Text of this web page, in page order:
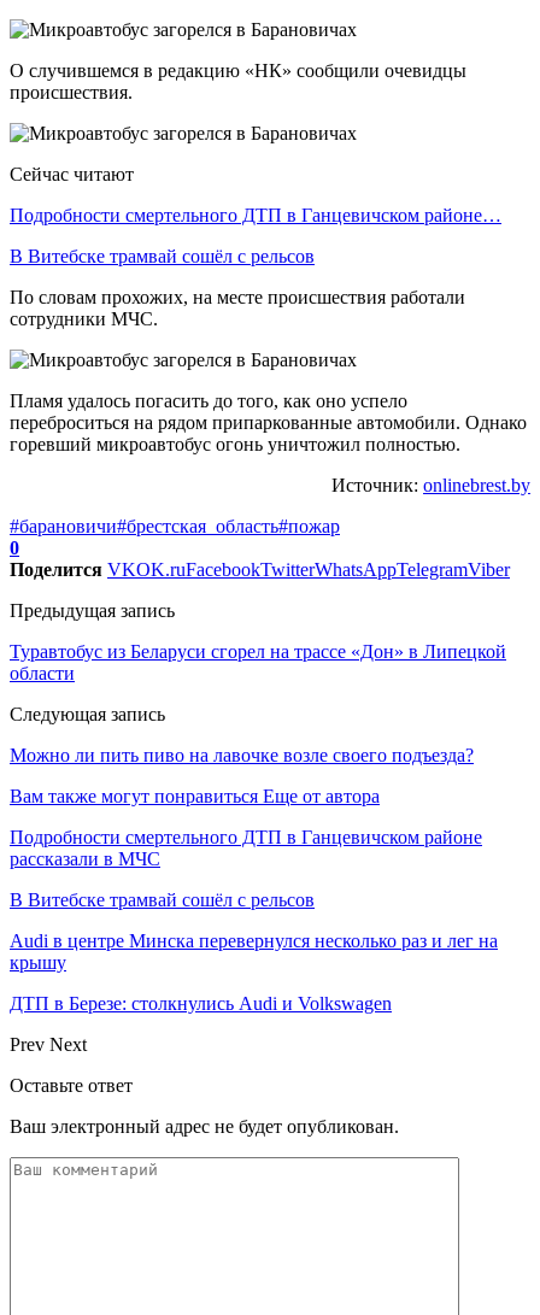
О случившемся в редакцию «НК» сообщили очевидцы
происшествия.
Сейчас читают
Подробности смертельного ДТП в Ганцевичском районе…
В Витебске трамвай сошёл с рельсов
По словам прохожих, на месте происшествия работали
сотрудники МЧС.
Пламя удалось погасить до того, как оно успело
переброситься на рядом припаркованные автомобили. Однако
горевший микроавтобус огонь уничтожил полностью.
Источник: onlinebrest.by
#барановичи#брестская_область#пожар
0
Поделится VKOK.ruFacebookTwitterWhatsAppTelegramViber
Предыдущая запись
Туравтобус из Беларуси сгорел на трассе «Дон» в Липецкой
области
Следующая запись
Можно ли пить пиво на лавочке возле своего подъезда?
Вам также могут понравиться Еще от автора
Подробности смертельного ДТП в Ганцевичском районе
рассказали в МЧС
В Витебске трамвай сошёл с рельсов
Audi в центре Минска перевернулся несколько раз и лег на
крышу
ДТП в Березе: столкнулись Audi и Volkswagen
Prev Next
Оставьте ответ
Ваш электронный адрес не будет опубликован.